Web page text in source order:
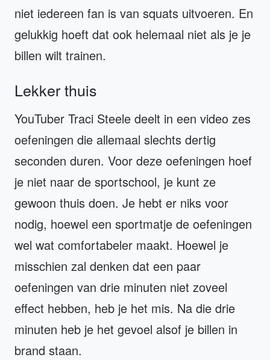
niet iedereen fan is van squats uitvoeren. En
gelukkig hoeft dat ook helemaal niet als je je
billen wilt trainen.
Lekker thuis
YouTuber Traci Steele deelt in een video zes
oefeningen die allemaal slechts dertig
seconden duren. Voor deze oefeningen hoef
je niet naar de sportschool, je kunt ze
gewoon thuis doen. Je hebt er niks voor
nodig, hoewel een sportmatje de oefeningen
wel wat comfortabeler maakt. Hoewel je
misschien zal denken dat een paar
oefeningen van drie minuten niet zoveel
effect hebben, heb je het mis. Na die drie
minuten heb je het gevoel alsof je billen in
brand staan.